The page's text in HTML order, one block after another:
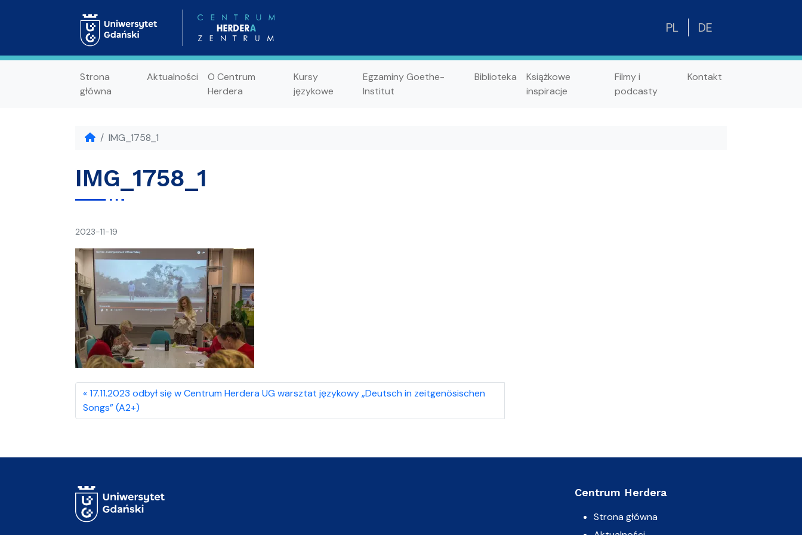
PL DE
Strona
główna
Aktualności
O Centrum
Herdera
Kursy
językowe
Egzaminy Goethe-
Institut
Biblioteka
Książkowe
inspiracje
Filmy i
podcasty
Kontakt
IMG_1758_1
IMG_1758_1
2023-11-19
17.11.2023 odbył się w Centrum Herdera UG warsztat językowy „Deutsch in zeitgenösischen
Songs” (A2+)
Centrum Herdera
Strona główna